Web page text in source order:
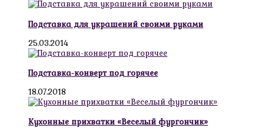
Подставка для украшений своими руками
25.03.2014
Подставка-конверт под горячее
18.07.2018
Кухонные прихватки «Веселый фургончик»